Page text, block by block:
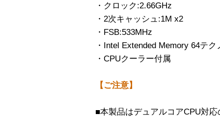
・クロック:2.66GHz
・2次キャッシュ:1M x2
・FSB:533MHz
・Intel Extended Memory 64テ
・CPUクーラー付属
【ご注意】
■本製品はデュアルコアCPU対